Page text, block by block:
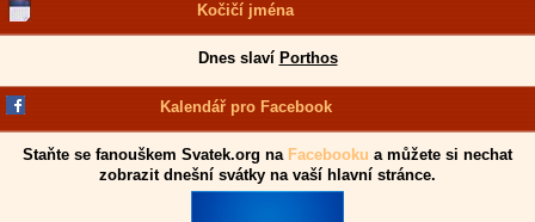
Kočičí jména
Dnes slaví Porthos
Kalendář pro Facebook
Staňte se fanouškem Svatek.org na Facebooku a můžete si nechat
zobrazit dnešní svátky na vaší hlavní stránce.